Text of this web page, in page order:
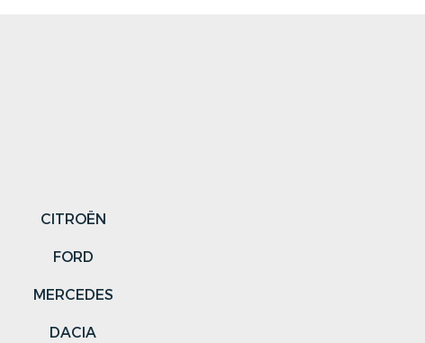
CITROËN
FORD
MERCEDES
DACIA